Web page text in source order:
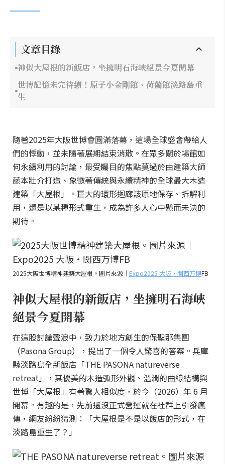
文章目錄
神似大屋根的新飯店，坐擁明石海峽絕景今夏開幕
世博記憶未完待續！原子小金剛館、荷蘭館淡路島重
生
隨著2025年大阪世博會圓滿落幕，這場全球盛會帶給人
們的悸動，並未隨著展期結束消散。在眾多關於場館如
何永續利用的討論，最受矚目的焦點莫過於由建築大師
藤本壯介打造、象徵著傳統與永續精神的全球最大木造
建築「大屋根」。巨大的環形迴廊該原地保存、拆解利
用，還是以某種形式重生，成為許多人心中懸而未決的
期待。
2025大阪世博精神建築大屋根。圖片來源｜ Expo2025 大阪・関西万博FB
神似大屋根的新飯店，坐擁明石海峽
絕景今夏開幕
在這股討論聲浪中，致力於地方創生的保聖那集團
（Pasona Group），提出了一個令人驚喜的答案。兵庫
縣淡路島全新飯店「THE PASONA natureverse
retreat」，其優美的木造弧形外觀、溫潤的曲線結構與
世博「大屋根」有著驚人相似度，於今（2026）年 6 月
開幕。有趣的是，先前還沒正式營運就在社群上引發瘋
傳，網友紛紛猜測：「大屋根是不是以飯店的形式，在
淡路島重生了？」